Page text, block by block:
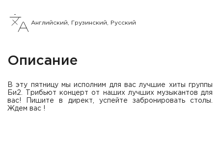
Английский, Грузинский, Русский
Описание
В эту пятницу мы исполним для вас лучшие хиты группы
Би2. Трибьют концерт от наших лучших музыкантов для
вас! Пишите в директ, успейте забронировать столы.
Ждем вас !